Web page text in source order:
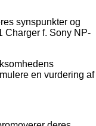
synspunkter og
Charger f. Sony NP-
en vurdering af